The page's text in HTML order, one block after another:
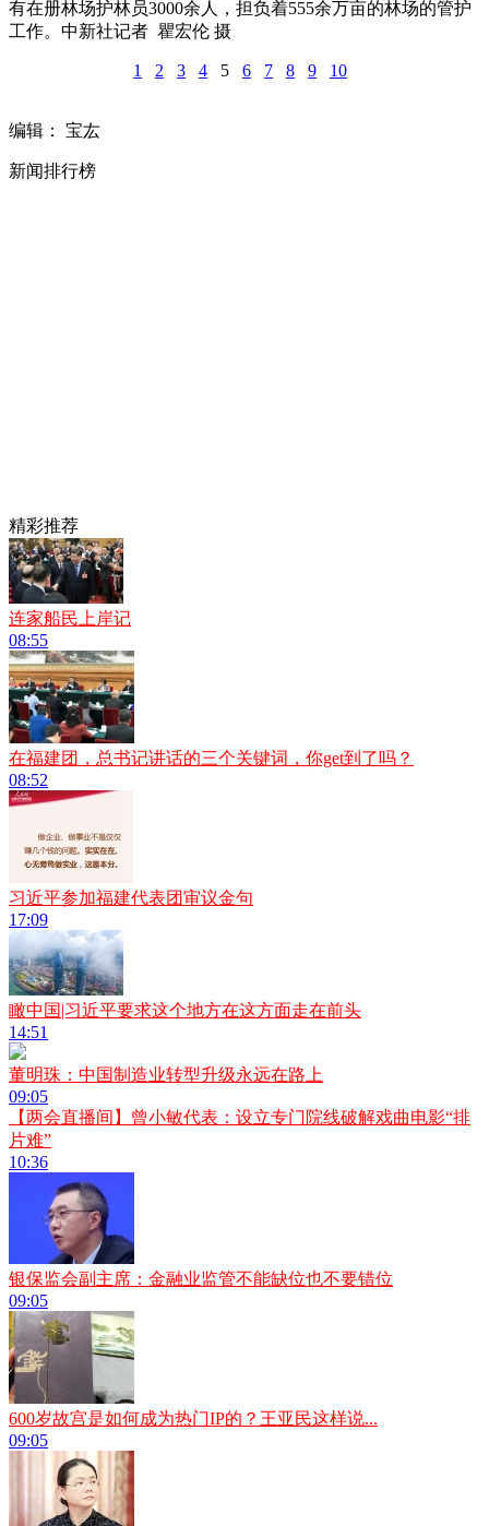
有在册林场护林员3000余人，担负着555余万亩的林场的管护
工作。中新社记者 瞿宏伦 摄
1 2 3 4 5 6 7 8 9 10
编辑： 宝厷
新闻排行榜
精彩推荐
连家船民上岸记
08:55
在福建团，总书记讲话的三个关键词，你get到了吗？
08:52
习近平参加福建代表团审议金句
17:09
瞰中国|习近平要求这个地方在这方面走在前头
14:51
董明珠：中国制造业转型升级永远在路上
09:05
【两会直播间】曾小敏代表：设立专门院线破解戏曲电影“排
片难”
10:36
银保监会副主席：金融业监管不能缺位也不要错位
09:05
600岁故宫是如何成为热门IP的？王亚民这样说...
09:05